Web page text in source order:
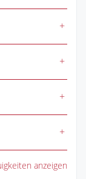
anzeigen